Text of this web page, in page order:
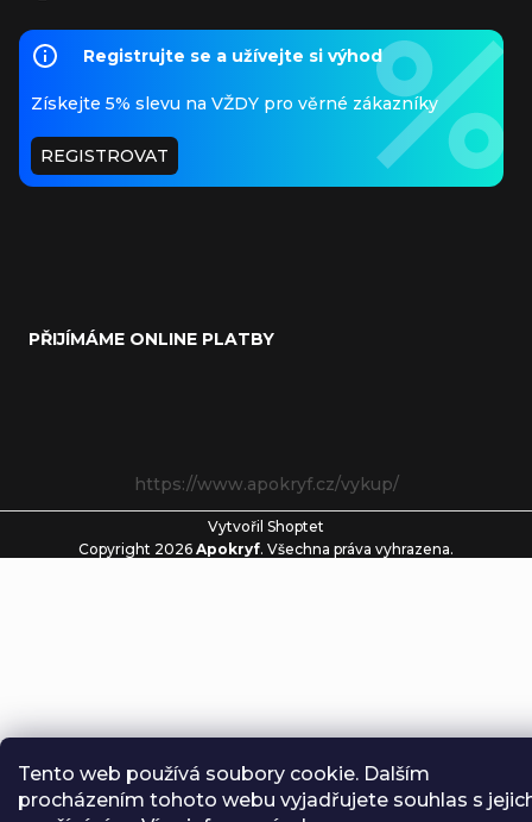
Tento web používá soubory cookie. Dalším
procházením tohoto webu vyjadřujete souhlas s
Registrujte se a užívejte si výhod
Získejte 5% slevu na VŽDY pro věrné zákazníky
REGISTROVAT
PŘIJÍMÁME ONLINE PLATBY
https://www.apokryf.cz/vykup/
Vytvořil Shoptet
Copyright 2026 Apokryf. Všechna práva vyhrazena.